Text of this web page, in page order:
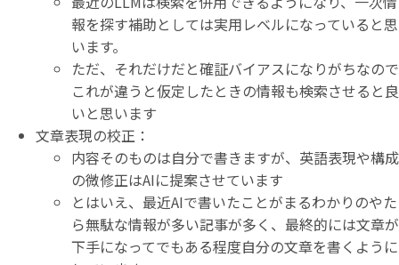
報を探す補助としては実用レベルになっていると思
います。
ただ、それだけだと確証バイアスになりがちなので
これが違うと仮定したときの情報も検索させると良
いと思います
文章表現の校正：
内容そのものは自分で書きますが、英語表現や構成
の微修正はAIに提案させています
とはいえ、最近AIで書いたことがまるわかりのやた
ら無駄な情報が多い記事が多く、最終的には文章が
下手になってでもある程度自分の文章を書くように